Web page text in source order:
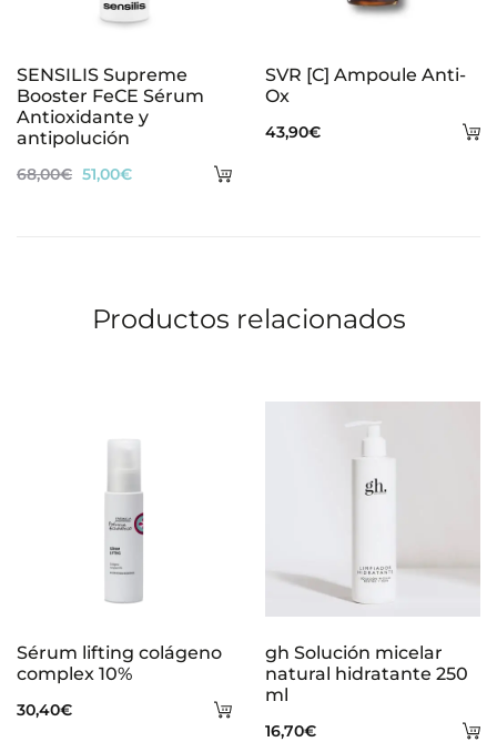
Añadir
SENSILIS Supreme
Booster FeCE Sérum
Antioxidante y
antipolución
68,00€ El
68,00€.
51,00€El
51,00€.
SVR [C] Ampoule Anti-
Ox
43,90€
Productos relacionados
Añadir
Sérum lifting colágeno
complex 10%
30,40€
gh Solución micelar
natural hidratante 250
ml
16,70€